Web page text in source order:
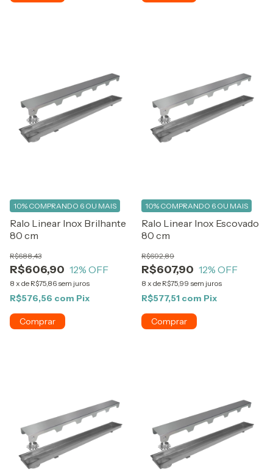
Ralo Linear Inox Brilhante
80 cm
R$606,90
R$688,43
12% OFF
8 x de R$75,86 sem juros
10% COMPRANDO 6 OU MAIS
R$576,56 com Pix
Ralo Linear Inox Escovado
80 cm
R$607,90
R$692,89
12% OFF
8 x de R$75,99 sem juros
10% COMPRANDO 6 OU MAIS
R$577,51 com Pix